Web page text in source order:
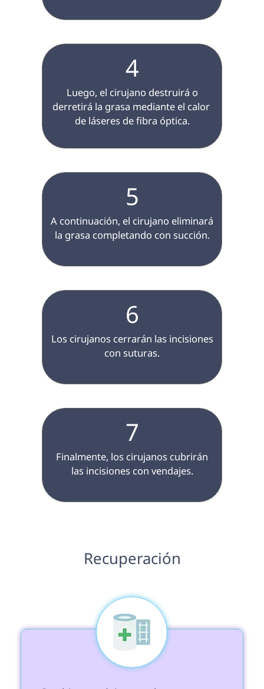
4
derretirá la grasa mediante el calor
de láseres de fibra óptica.
5
la grasa completando con succión.
6
con suturas.
7
las incisiones con vendajes.
Recuperación